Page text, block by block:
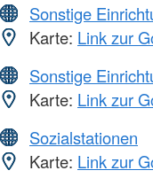
Sonstige
Karte: Link zur
Sonstige
Karte: Link zur
Sozialstationen
Karte: Link zur